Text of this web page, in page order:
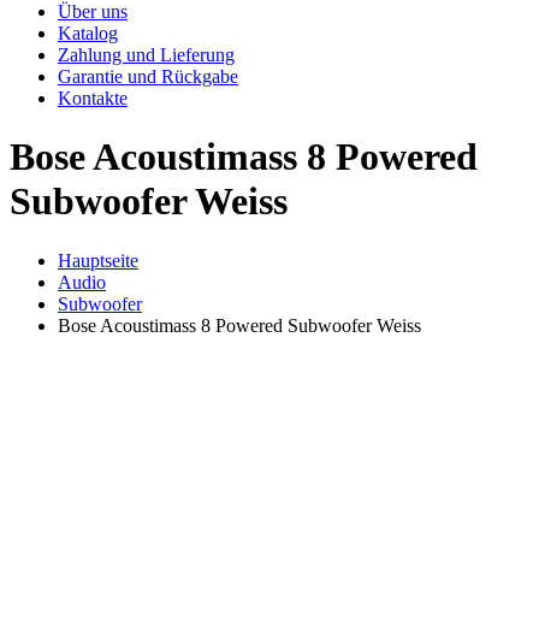
Über uns
Katalog
Zahlung und Lieferung
Garantie und Rückgabe
Kontakte
Bose Acoustimass 8 Powered
Subwoofer Weiss
Hauptseite
Audio
Subwoofer
Bose Acoustimass 8 Powered Subwoofer Weiss